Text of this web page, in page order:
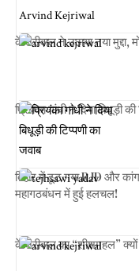
केजरीवाल ने उठाया नया मुद्दा,
प्रियंका गांधी ने दिया बिधूड़ी
बिहार में टूट गया RJD और
महागठबंधन में हुई हलचल!
केजरीवाल का “शीशमहल” क्यों